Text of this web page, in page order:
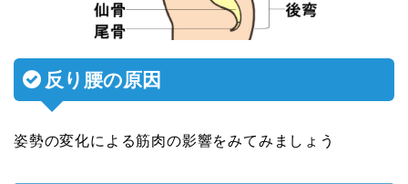
反り腰の原因
姿勢の変化による筋肉の影響をみてみましょう